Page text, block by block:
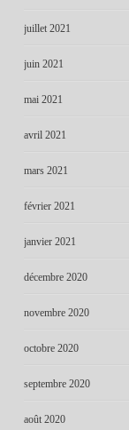
juillet 2021
juin 2021
mai 2021
avril 2021
mars 2021
février 2021
janvier 2021
décembre 2020
novembre 2020
octobre 2020
septembre 2020
août 2020